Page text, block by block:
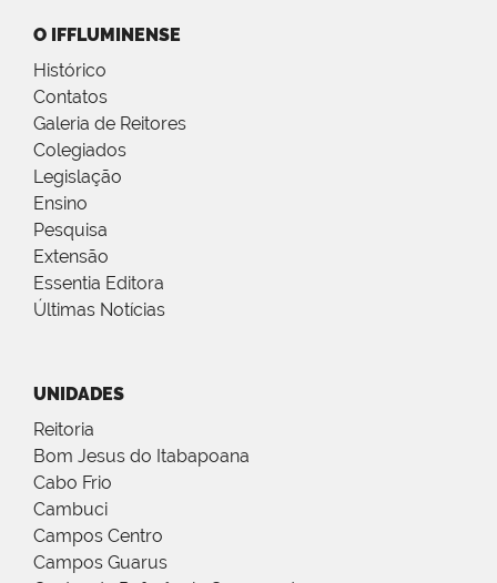
O IFFLUMINENSE
Histórico
Contatos
Galeria de Reitores
Colegiados
Legislação
Ensino
Pesquisa
Extensão
Essentia Editora
Últimas Notícias
UNIDADES
Reitoria
Bom Jesus do Itabapoana
Cabo Frio
Cambuci
Campos Centro
Campos Guarus